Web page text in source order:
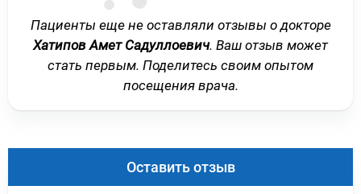
Пациенты еще не оставляли отзывы о докторе
Хатипов Амет Садуллоевич. Ваш отзыв может
стать первым. Поделитесь своим опытом
посещения врача.
Оставить отзыв